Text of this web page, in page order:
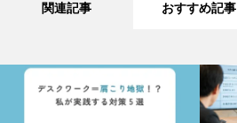
関連記事 おすすめ記事